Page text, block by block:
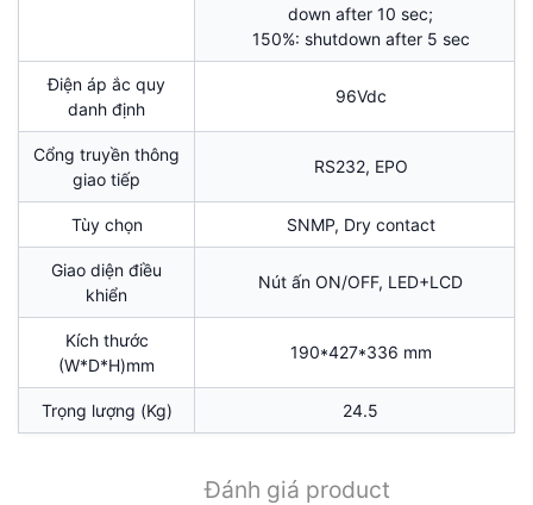
down after 10 sec;
150%: shutdown after 5 sec
Điện áp ắc quy
danh định
96Vdc
Cổng truyền thông
giao tiếp
RS232, EPO
Tùy chọn SNMP, Dry contact
Giao diện điều
khiển
Nút ấn ON/OFF, LED+LCD
Kích thước
(W*D*H)mm
190*427*336 mm
Trọng lượng (Kg) 24.5
Đánh giá product